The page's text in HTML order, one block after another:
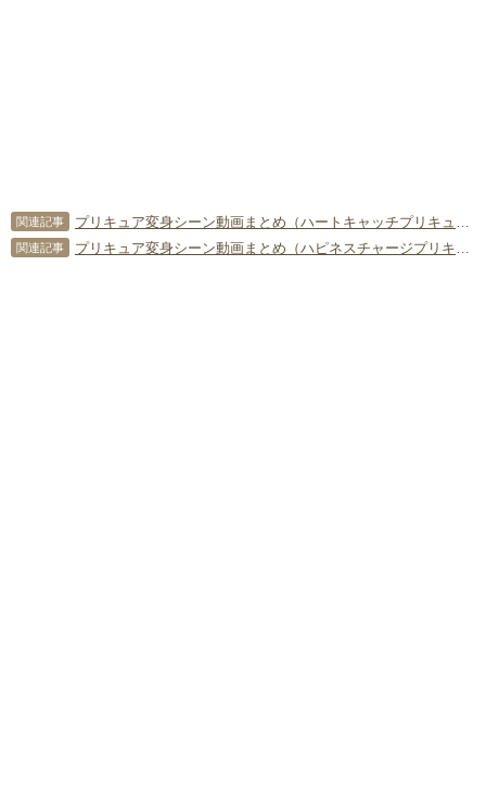
関連記事 プリキュア変身シーン動画まとめ（ハートキャッチプリキュア！）
関連記事 プリキュア変身シーン動画まとめ（ハピネスチャージプリキュア！）